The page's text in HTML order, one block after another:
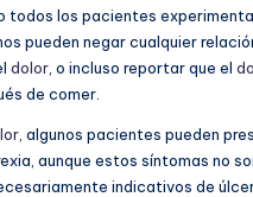
todos los pacientes
pueden negar cualquier
dolor , o incluso reportar que el
de comer.
, algunos pacientes pueden
aunque estos síntomas no
indicativos de